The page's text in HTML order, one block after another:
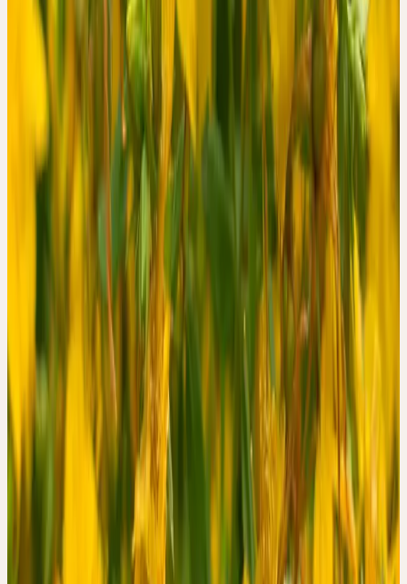
Rückbildungstendenz depressiver Episoden könnten das Bild
beeinflussen.
Auch ist die Stichprobengrösse mit 52 Personen klein, und die
Ausgangswerte auf der HAM-D-Skala lagen im unteren Bereich
des für die Studie definierten Schweregrads. Die Autoren sehen
ihre Ergebnisse ausdrücklich als Pilotdaten — als Basis für
weiterführende klinische Studien, nicht als abschliessenden Beleg.
Diese Studie informiert über den realen Einsatz der Ceres
Hypericum Urtinktur und deren Verträglichkeit. Sie ersetzt
keine ärztliche Beurteilung und begründet keine
Indikationsaussagen.
WAS DIE HERSTELLUNG BESONDERS MACHT
Die Studie beschreibt die Herstellungsweise der Ceres Hypericum
Urtinktur im Detail: Ausschliesslich Pflanzen aus biologischem
oder biodynamischem Anbau oder aus Wildsammlung, Handernte
zum definierten Erntezeitpunkt (zwei Drittel in Knospe, ein Drittel
in Blüte), rhythmisches Mahlen in einer eigens entwickelten
Mühle sowie eine durchschnittliche Lagerung von zwei Jahren in
einem temperierten Dunkelraum.